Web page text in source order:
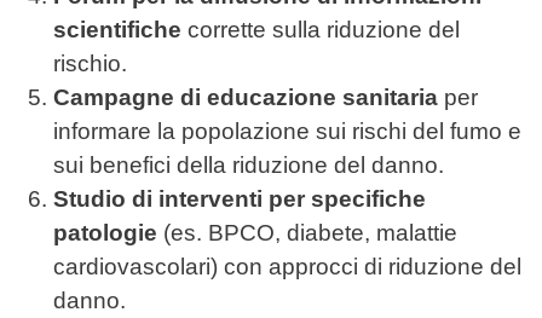
scientifiche corrette sulla riduzione del
rischio.
Campagne di educazione sanitaria per
informare la popolazione sui rischi del fumo e
sui benefici della riduzione del danno.
Studio di interventi per specifiche
patologie (es. BPCO, diabete, malattie
cardiovascolari) con approcci di riduzione del
danno.